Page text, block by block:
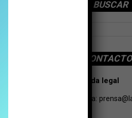
BUSCAR
Tarifas Propaganda legal
Contacto de Prensa: